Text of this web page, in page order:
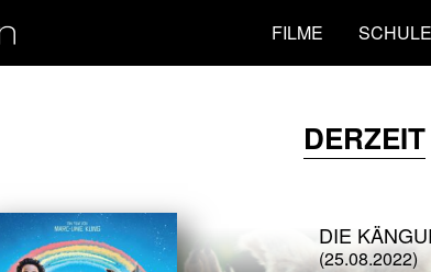
FILME SCHULE
DERZEIT
DIE
(25.08.2022)